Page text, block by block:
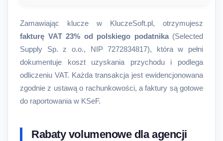
Zamawiając klucze w KluczeSoft.pl, otrzymujesz
fakturę VAT 23% od polskiego podatnika(Selected
Supply Sp. z o.o., NIP 7272834817), która w pełni
dokumentuje koszt uzyskania przychodu i podlega
odliczeniu VAT. Każda transakcja jest ewidencjonowana
zgodnie z ustawą o rachunkowości, a faktury są gotowe
do raportowania w KSeF.
Rabaty volumenowe dla agencji